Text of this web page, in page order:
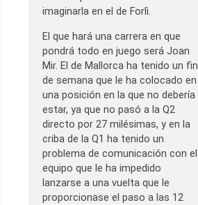
imaginarla en el de Forlì.
El que hará una carrera en que
pondrá todo en juego será Joan
Mir. El de Mallorca ha tenido un fin
de semana que le ha colocado en
una posición en la que no debería
estar, ya que no pasó a la Q2
directo por 27 milésimas, y en la
criba de la Q1 ha tenido un
problema de comunicación con el
equipo que le ha impedido
lanzarse a una vuelta que le
proporcionase el paso a las 12